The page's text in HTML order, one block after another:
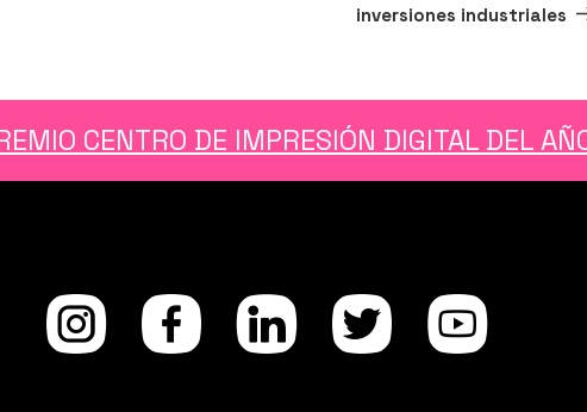
inversiones industriales
CENTRO DE IMPRESIÓN DIGITAL DEL
Instagram
facebook
Linkedin